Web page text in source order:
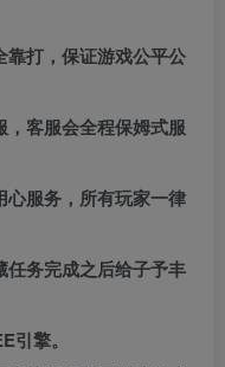
打，保证游戏公平公
客服会全程保姆式服
心服务，所有玩家一律
务完成之后给子予丰
引擎。